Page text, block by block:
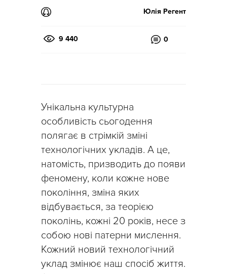
Юлія Регент
9 440 0
Унікальна культурна
особливість сьогодення
полягає в стрімкій зміні
технологічних укладів. А це,
натомість, призводить до появи
феномену, коли кожне нове
покоління, зміна яких
відбувається, за теорією
поколінь, кожні 20 років, несе з
собою нові патерни мислення.
Кожний новий технологічний
уклад змінює наш спосіб життя.